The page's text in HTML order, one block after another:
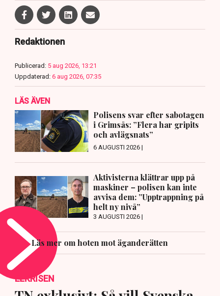
Redaktionen
Publicerad: 5 aug 2026, 13:21
Uppdaterad: 6 aug 2026, 07:35
LÄS ÄVEN
Polisens svar efter sabotagen
i Grimsås: ”Flera har gripits
och avlägsnats”
6 AUGUSTI 2026 |
Aktivisterna klättrar upp på
maskiner – polisen kan inte
avvisa dem: ”Upptrappning på
helt ny nivå”
3 AUGUSTI 2026 |
Läs mer om hoten mot äganderätten
ELKRISEN